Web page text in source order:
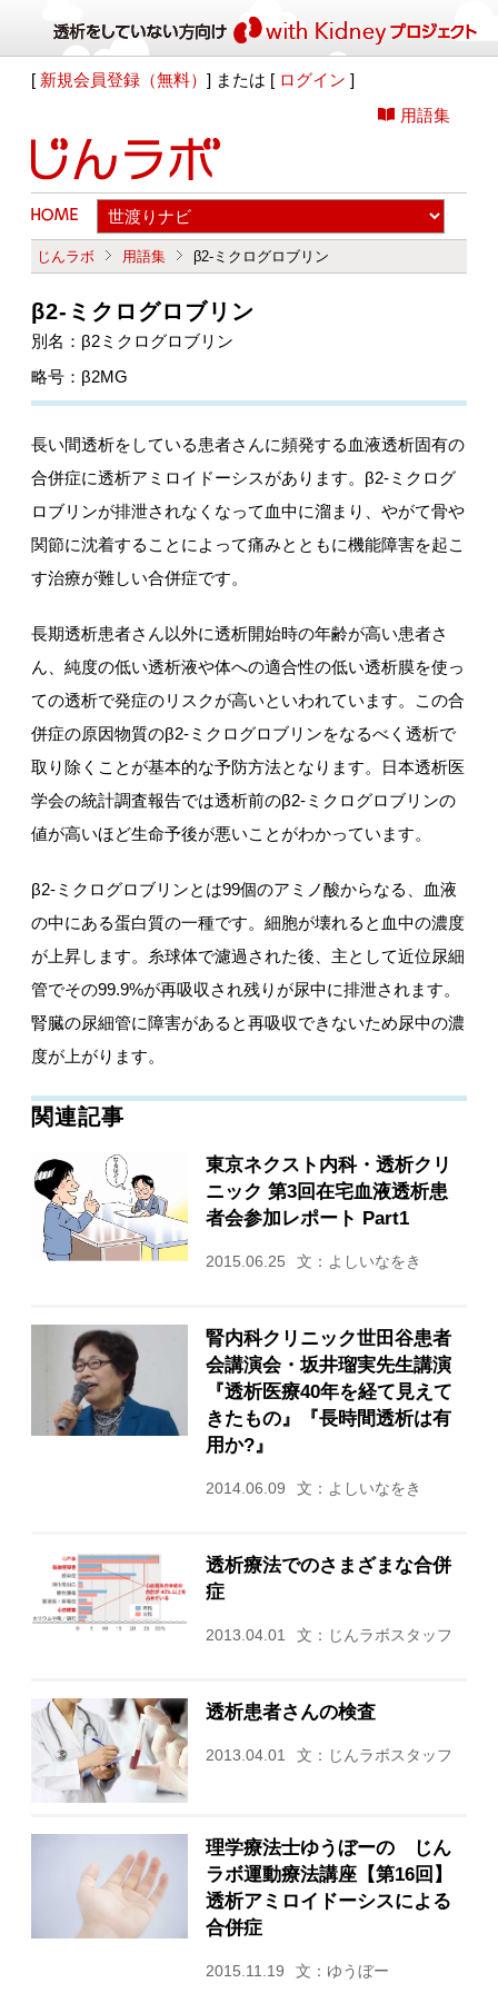
[ 新規会員登録（無料）] または [ ログイン ]
用語集
じんラボ 用語集 β2-ミクログロブリン
β2-ミクログロブリン
別名：β2ミクログロブリン
略号：β2MG
長い間透析をしている患者さんに頻発する血液透析固有の
合併症に透析アミロイドーシスがあります。β2-ミクログ
ロブリンが排泄されなくなって血中に溜まり、やがて骨や
関節に沈着することによって痛みとともに機能障害を起こ
す治療が難しい合併症です。
長期透析患者さん以外に透析開始時の年齢が高い患者さ
ん、純度の低い透析液や体への適合性の低い透析膜を使っ
ての透析で発症のリスクが高いといわれています。この合
併症の原因物質のβ2-ミクログロブリンをなるべく透析で
取り除くことが基本的な予防方法となります。日本透析医
学会の統計調査報告では透析前のβ2-ミクログロブリンの
値が高いほど生命予後が悪いことがわかっています。
β2-ミクログロブリンとは99個のアミノ酸からなる、血液
の中にある蛋白質の一種です。細胞が壊れると血中の濃度
が上昇します。糸球体で濾過された後、主として近位尿細
管でその99.9%が再吸収され残りが尿中に排泄されます。
腎臓の尿細管に障害があると再吸収できないため尿中の濃
度が上がります。
関連記事
東京ネクスト内科・透析クリ
ニック 第3回在宅血液透析患
者会参加レポート Part1
2015.06.25 文：よしいなをき
腎内科クリニック世田谷患者
会講演会・坂井瑠実先生講演
『透析医療40年を経て見えて
きたもの』『長時間透析は有
用か?』
2014.06.09 文：よしいなをき
透析療法でのさまざまな合併
症
2013.04.01 文：じんラボスタッフ
透析患者さんの検査
2013.04.01 文：じんラボスタッフ
理学療法士ゆうぼーの じん
ラボ運動療法講座【第16回】
透析アミロイドーシスによる
合併症
2015.11.19 文：ゆうぼー